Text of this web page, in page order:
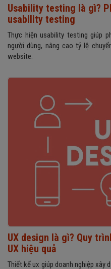
Usability testing là gì?
usability testing
Thực hiện usability testing giúp
người dùng, nâng cao tỷ lệ
website.
UX design là gì? Quy
UX hiệu quả
Thiết kế ux giúp doanh nghiệp xây